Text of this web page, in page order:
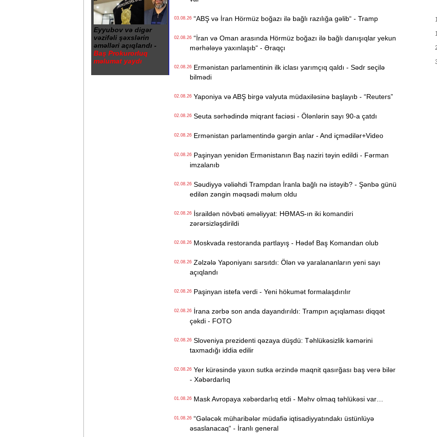
Eyyubov və digər
vəzifəli şəxslərin
əməlləri açıqlandı -
Baş Prokurorluq
məlumat yaydı
03.08.26“ABŞ və İran Hörmüz boğazı ilə bağlı razılığa gəlib“ - Tramp
02.08.26“İran və Oman arasında Hörmüz boğazı ilə bağlı danışıqlar yekun
mərhələyə yaxınlaşıb“ - Əraqçı
02.08.26Ermənistan parlamentinin ilk iclası yarımçıq qaldı - Sədr seçilə
bilmədi
02.08.26Yaponiya və ABŞ birgə valyuta müdaxiləsinə başlayıb - “Reuters”
02.08.26Seuta sərhədində miqrant faciəsi - Ölənlərin sayı 90-a çatdı
02.08.26Ermənistan parlamentində gərgin anlar - And içmədilər+Video
02.08.26Paşinyan yenidən Ermənistanın Baş naziri təyin edildi - Fərman
imzalanıb
02.08.26Səudiyyə vəliəhdi Trampdan İranla bağlı nə istəyib? - Şənbə günü
edilən zəngin məqsədi məlum oldu
02.08.26İsraildən növbəti əməliyyat: HƏMAS-ın iki komandiri
zərərsizləşdirildi
02.08.26Moskvada restoranda partlayış - Hədəf Baş Komandan olub
02.08.26Zəlzələ Yaponiyanı sarsıtdı: Ölən və yaralananların yeni sayı
açıqlandı
02.08.26Paşinyan istefa verdi - Yeni hökumət formalaşdırılır
02.08.26İrana zərbə son anda dayandırıldı: Trampın açıqlaması diqqət
çəkdi - FOTO
02.08.26Sloveniya prezidenti qəzaya düşdü: Təhlükəsizlik kəmərini
taxmadığı iddia edilir
02.08.26Yer kürəsində yaxın sutka ərzində maqnit qasırğası baş verə bilər
- Xəbərdarlıq
01.08.26Mask Avropaya xəbərdarlıq etdi - Məhv olmaq təhlükəsi var…
01.08.26“Gələcək müharibələr müdafiə iqtisadiyyatındakı üstünlüyə
əsaslanacaq“ - İranlı general